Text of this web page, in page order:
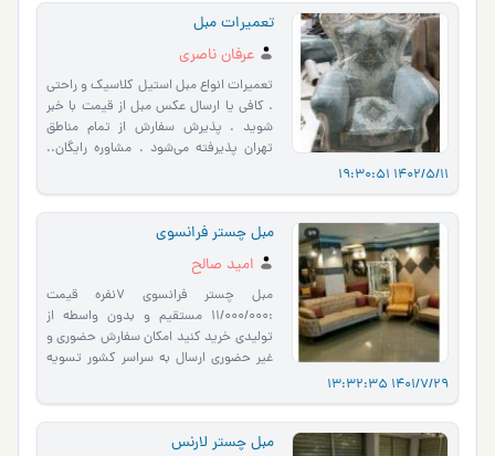
1402/5/11 19:30:51
تعمیرات مبل
عرفان ناصری
تعمیرات انواع مبل استیل کلاسیک و راحتی
. کافی یا ارسال عکس مبل از قیمت با خبر
شوید . پذیرش سفارش از تمام مناطق
تهران پذیرفته می‌شود . مشاوره رایگان..
1401/7/29 13:32:35
مبل چستر فرانسوی
امید صالح
مبل چستر فرانسوی ۷نفره قیمت
:11/000/000 مستقیم و بدون واسطه از
تولیدی خرید کنید امکان سفارش حضوری و
غیر حضوری ارسال به سراسر کشور تسویه
مبل چستر لارنس